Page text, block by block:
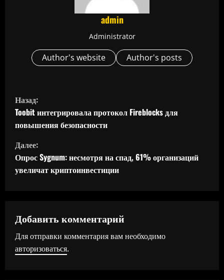
admin
Administrator
Author's website Author's posts
П
р
о
д
о
ж
и
Назад:
Toobit интегрировала протокол Fireblocks для
повышения безопасности
Далее:
Опрос Sygnum: несмотря на спад, 61% организаций
увеличат криптоинвестиции
Добавить комментарий
Для отправки комментария вам необходимо
авторизоваться.